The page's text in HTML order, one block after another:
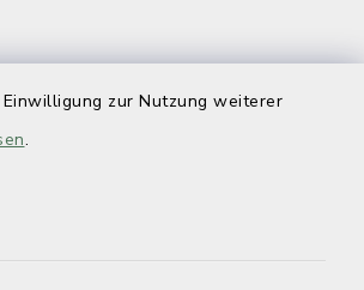
zur Nutzung weiterer
.